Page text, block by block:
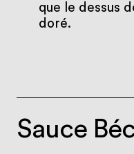
que le dessus
doré.
Sauce